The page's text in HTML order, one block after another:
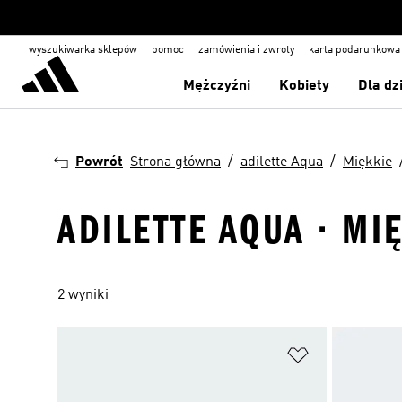
wyszukiwarka sklepów pomoc zamówienia i zwroty karta podarunkowa
Mężczyźni Kobiety Dla
Powrót Strona główna adilette Aqua Miękkie
ADILETTE AQUA ·
2 wyniki